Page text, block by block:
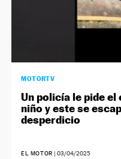
MOTORTV
Un policía le pide
niño y este se
desperdicio
EL MOTOR |03/04/2025